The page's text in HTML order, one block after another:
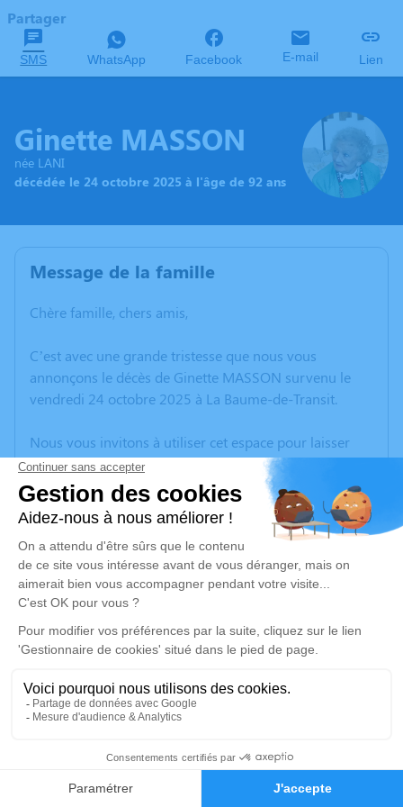
Faire-part Hommages
Partager
SMS WhatsApp Facebook E-mail Lien
Ginette MASSON
née LANI
décédée le 24 octobre 2025 à l'âge de 92 ans
Message de la famille
Chère famille, chers amis,
C’est avec une grande tristesse que nous vous
annonçons le décès de Ginette MASSON survenu le
vendredi 24 octobre 2025 à La Baume-de-Transit.
Nous vous invitons à utiliser cet espace pour laisser
vos condoléances, partager des photos souvenirs, une
anecdote ou exprimer vos pensées à travers des
poèmes ou des textes. Cet endroit est un lieu
d'expression dédié à honorer la mémoire de Ginette
MASSON.
Un service de plantation d’arbre hommage est
disponible ici.
Je rends hommage
Cérémonie civile
Crématorium d'Orange
933 Rue des Chênes Verts